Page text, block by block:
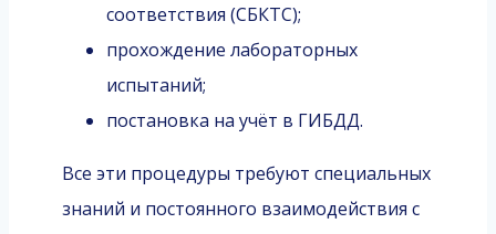
соответствия (СБКТС);
прохождение лабораторных
испытаний;
постановка на учёт в ГИБДД.
Все эти процедуры требуют специальных
знаний и постоянного взаимодействия с